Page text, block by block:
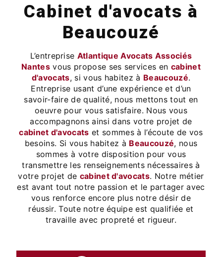
cabinet d'avocats à
Beaucouzé
L’entreprise Atlantique Avocats Associés
Nantes vous propose ses services en cabinet
d'avocats, si vous habitez à Beaucouzé.
Entreprise usant d’une expérience et d’un
savoir-faire de qualité, nous mettons tout en
oeuvre pour vous satisfaire. Nous vous
accompagnons ainsi dans votre projet de
cabinet d'avocats et sommes à l’écoute de vos
besoins. Si vous habitez à Beaucouzé, nous
sommes à votre disposition pour vous
transmettre les renseignements nécessaires à
votre projet de cabinet d'avocats. Notre métier
est avant tout notre passion et le partager avec
vous renforce encore plus notre désir de
réussir. Toute notre équipe est qualifiée et
travaille avec propreté et rigueur.